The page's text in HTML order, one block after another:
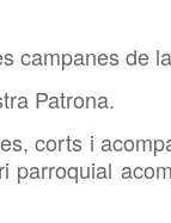
de la
Patrona.
corts i
parroquial